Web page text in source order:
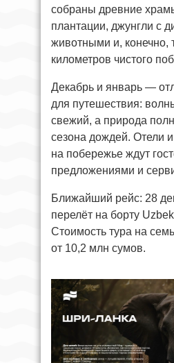
собраны древние
плантации, джунгли с
животными и, конечно,
километров чистого
Декабрь и январь —
для путешествия:
свежий, а природа
сезона дождей. Отели
на побережье ждут
предложениями и
Ближайший рейс: 28
перелёт на борту
Стоимость тура на
от 10,2 млн сумов.